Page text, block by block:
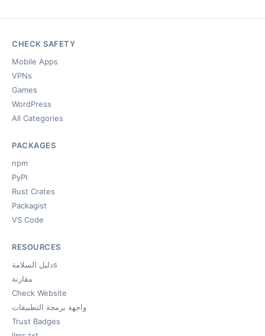
CHECK SAFETY
Mobile Apps
VPNs
Games
WordPress
All Categories
PACKAGES
npm
PyPI
Rust Crates
Packagist
VS Code
RESOURCES
دليل السلامةs
مقارنة
Check Website
واجهة برمجة التطبيقات
Trust Badges